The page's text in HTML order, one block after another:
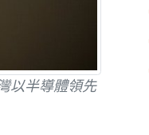
以半導體領先